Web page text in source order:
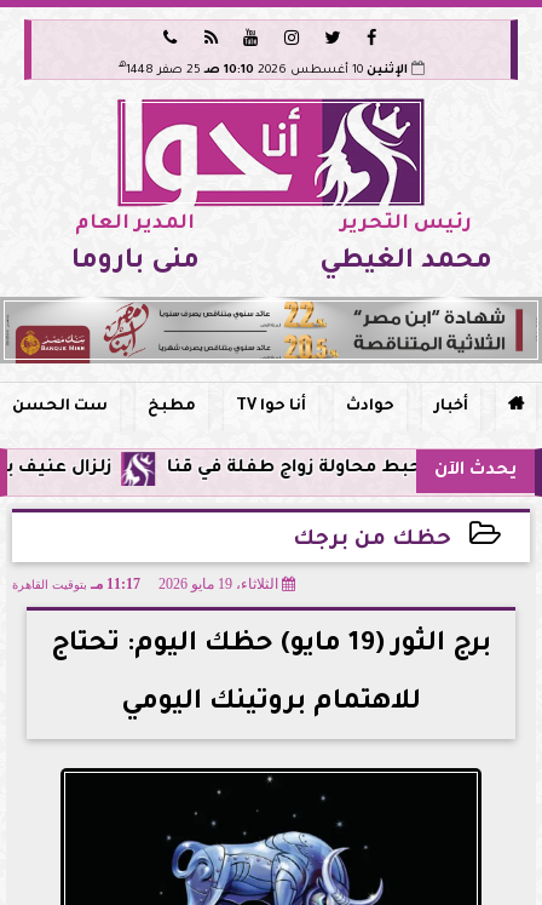






الإثنين 10:10 صـ 25 صفر 1448 هـ
رئيس التحرير
محمد الغيطي
المدير العام
منى باروما
 أخبار حوادث أنا حوا TV مطبخ ست الحسن
يحدث الآن زلزال عنيف بقوة 7 درجات يضرب سواحل الفلبين وحزام النار يهتز من جديد يحبط محاولة زواج طفلة في قنا
حظك من برجك
الثلاثاء، 19 مايو 2026 11:17 مـ بتوقيت القاهرة
برج الثور (19 مايو) حظك اليوم: تحتاج
للاهتمام بروتينك اليومي